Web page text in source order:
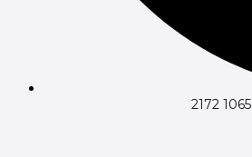
2172 1065